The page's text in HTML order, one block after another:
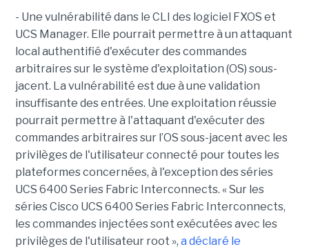
- Une vulnérabilité dans le CLI des logiciel FXOS et
UCS Manager. Elle pourrait permettre à un attaquant
local authentifié d'exécuter des commandes
arbitraires sur le système d'exploitation (OS) sous-
jacent. La vulnérabilité est due à une validation
insuffisante des entrées. Une exploitation réussie
pourrait permettre à l'attaquant d'exécuter des
commandes arbitraires sur l’OS sous-jacent avec les
privilèges de l'utilisateur connecté pour toutes les
plateformes concernées, à l'exception des séries
UCS 6400 Series Fabric Interconnects. « Sur les
séries Cisco UCS 6400 Series Fabric Interconnects,
les commandes injectées sont exécutées avec les
privilèges de l'utilisateur root », a déclaré le